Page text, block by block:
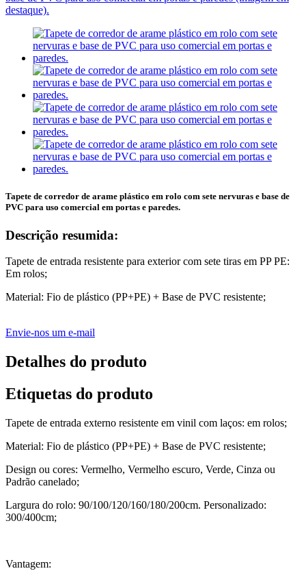
Tapete de corredor de arame plástico em rolo com sete nervuras e base de
PVC para uso comercial em portas e paredes.
Descrição resumida:
Tapete de entrada resistente para exterior com sete tiras em PP PE:
Em rolos;
Material: Fio de plástico (PP+PE) + Base de PVC resistente;
Envie-nos um e-mail
Detalhes do produto
Etiquetas do produto
Tapete de entrada externo resistente em vinil com laços: em rolos;
Material: Fio de plástico (PP+PE) + Base de PVC resistente;
Design ou cores: Vermelho, Vermelho escuro, Verde, Cinza ou
Padrão canelado;
Largura do rolo: 90/100/120/160/180/200cm. Personalizado:
300/400cm;
Vantagem: